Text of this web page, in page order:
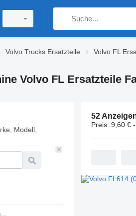
Volvo Trucks Ersatzteile Volvo FL
Volvo FL Ersatzteile
Modell,
52
Preis: 9,60 €